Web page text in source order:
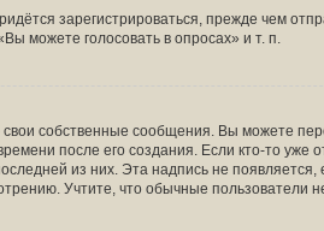
зарегистрироваться, прежде чем
можете голосовать в опросах» и т. п.
собственные сообщения. Вы можете
после его создания. Если кто-то уже
из них. Эта надпись не
Учтите, что обычные пользователи